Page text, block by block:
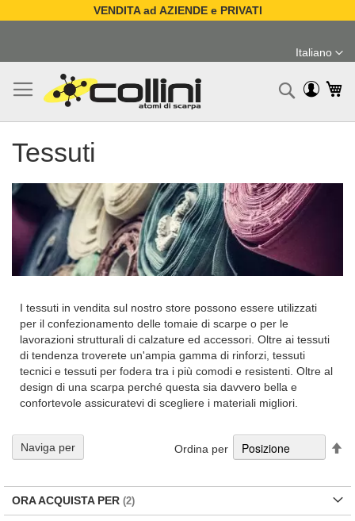
VENDITA ad AZIENDE e PRIVATI
contenuto
Lingua
Italiano
Tessuti
I tessuti in vendita sul nostro store possono essere utilizzati
per il confezionamento delle tomaie di scarpe o per le
lavorazioni strutturali di calzature ed accessori. Oltre ai tessuti
di tendenza troverete un'ampia gamma di rinforzi, tessuti
tecnici e tessuti per fodera tra i più comodi e resistenti. Oltre al
design di una scarpa perché questa sia davvero bella e
confortevole assicuratevi di scegliere i materiali migliori.
Ordina per
Naviga per
ORA ACQUISTA PER